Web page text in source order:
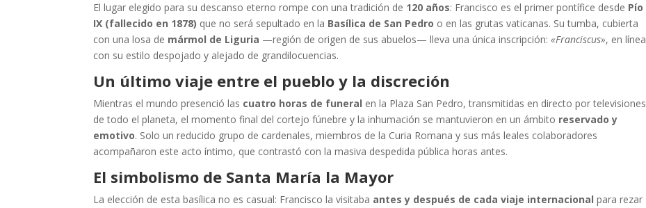
El lugar elegido para su descanso eterno rompe con una tradición de 120 años: Francisco es el primer pontífice desde Pío
IX (fallecido en 1878) que no será sepultado en la Basílica de San Pedro o en las grutas vaticanas. Su tumba, cubierta
con una losa de mármol de Liguria —región de origen de sus abuelos— lleva una única inscripción:«Franciscus», en línea
con su estilo despojado y alejado de grandilocuencias.
Un último viaje entre el pueblo y la discreción
Mientras el mundo presenció las cuatro horas de funeral en la Plaza San Pedro, transmitidas en directo por televisiones
de todo el planeta, el momento final del cortejo fúnebre y la inhumación se mantuvieron en un ámbito reservado y
emotivo. Solo un reducido grupo de cardenales, miembros de la Curia Romana y sus más leales colaboradores
acompañaron este acto íntimo, que contrastó con la masiva despedida pública horas antes.
El simbolismo de Santa María la Mayor
La elección de esta basílica no es casual: Francisco la visitaba antes y después de cada viaje internacional para rezar